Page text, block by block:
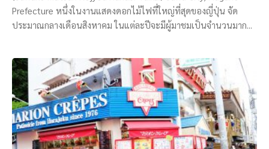
Prefecture หนึ่งในงานแสดงดอกไม้ไฟที่ใหญ่ที่สุดของญี่ปุ่น จัด
ประมาณกลางเดือนสิงหาคม ในแต่ละปีจะมีผู้มาชมเป็นจำนวนมาก...